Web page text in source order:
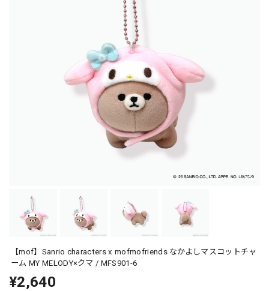
【mof】Sanrio characters x mofmofriends なかよしマスコットチャ
ーム MY MELODY×クマ / MFS901-6
¥2,640